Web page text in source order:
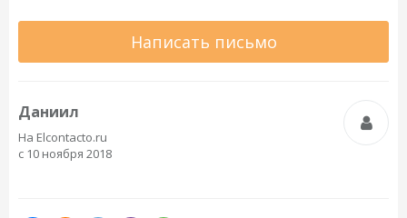
Написать письмо
Даниил
На Elcontacto.ru
с 10 ноября 2018